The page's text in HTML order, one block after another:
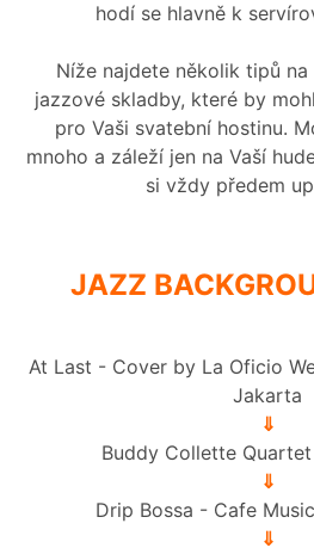
hodí se hlavně k
Níže najdete několik tipů
jazzové skladby, které by
pro Vaši svatební hostinu.
mnoho a záleží jen na Vaší
si vždy předem
JAZZ
At Last - Cover by La Oficio
Jakarta
⇓
Buddy Collette
⇓
Drip Bossa - Cafe
⇓